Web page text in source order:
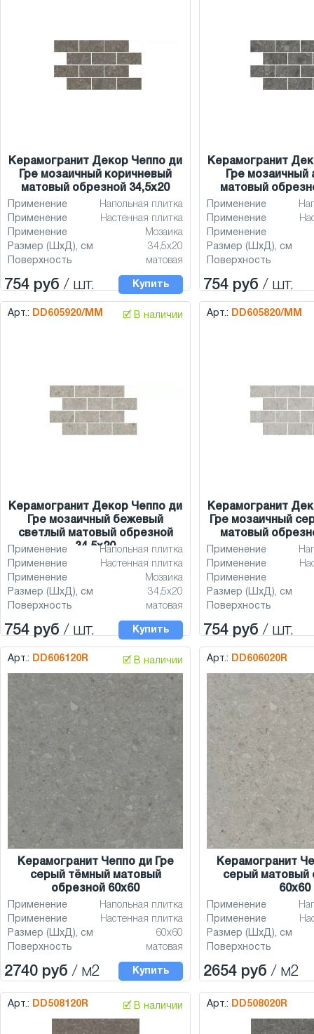
Керамогранит Декор Чеппо ди
Гре мозаичный коричневый
матовый обрезной 34,5x20
Применение
Напольная плитка
Применение
Настенная плитка
Применение
Мозаика
Размер (ШхД), см
34,5x20
Поверхность
матовая
754 руб / шт. Купить
Керамогранит
Гре мозаичный
матовый
Применение
Применение
Применение
Размер (ШхД), см
Поверхность
754 руб / шт.
Арт.: DD605920/MM 🗹 В наличии
Керамогранит Декор Чеппо ди
Гре мозаичный бежевый
светлый матовый обрезной
34,5x20
Применение
Напольная плитка
Применение
Настенная плитка
Применение
Мозаика
Размер (ШхД), см
34,5x20
Поверхность
матовая
754 руб / шт. Купить
Арт.: DD605820/MM
Керамогранит
Гре мозаичный
матовый
Применение
Применение
Применение
Размер (ШхД), см
Поверхность
754 руб / шт.
Арт.: DD606120R 🗹 В наличии
Керамогранит Чеппо ди Гре
серый тёмный матовый
обрезной 60x60
Применение
Напольная плитка
Применение
Настенная плитка
Размер (ШхД), см
60x60
Поверхность
матовая
2740 руб / м2 Купить
Арт.: DD606020R
Керамогранит
серый матовый
60x60
Применение
Применение
Размер (ШхД), см
Поверхность
2654 руб / м2
Арт.: DD508120R 🗹 В наличии Арт.: DD508020R